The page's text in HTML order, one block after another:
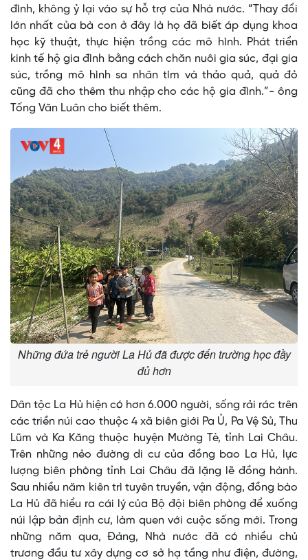
đình, không ỷ lại vào sự hỗ trợ của Nhà nước. “Thay đổi
lớn nhất của bà con ở đây là họ đã biết áp dụng khoa
học kỹ thuật, thực hiện trồng các mô hình. Phát triển
kinh tế hộ gia đình bằng cách chăn nuôi gia súc, đại gia
súc, trồng mô hình sa nhân tím và thảo quả, quả đỏ
cũng đã cho thêm thu nhập cho các hộ gia đình.”- ông
Tống Văn Luân cho biết thêm.
Những đứa trẻ người La Hủ đã được đến trường học đầy
đủ hơn
Dân tộc La Hủ hiện có hơn 6.000 người, sống rải rác trên
các triền núi cao thuộc 4 xã biên giới Pa Ủ, Pa Vệ Sủ, Thu
Lũm và Ka Kăng thuộc huyện Mường Tè, tỉnh Lai Châu.
Trên những nẻo đường di cư của đồng bao La Hủ, lực
lượng biên phòng tỉnh Lai Châu đã lặng lẽ đồng hành.
Sau nhiều năm kiên trì tuyên truyền, vận động, đồng bào
La Hủ đã hiểu ra cái lý của Bộ đội biên phòng để xuống
núi lập bản định cư, làm quen với cuộc sống mới. Trong
những năm qua, Đảng, Nhà nước đã có nhiều chủ
trương đầu tư xây dựng cơ sở hạ tầng như điện, đường,